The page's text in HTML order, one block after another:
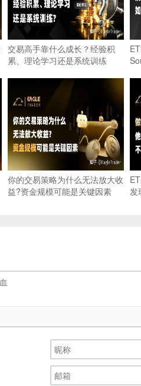
交易高手靠什么成长？经验积
累、理论学习还是系统训练
你的交易策略为什么无法放大收
益?资金规模可能是关键因素
发